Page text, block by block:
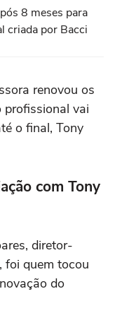
8 meses para
criada por Bacci
renovou os
vai
o final, Tony
com Tony
diretor-
foi quem tocou
do